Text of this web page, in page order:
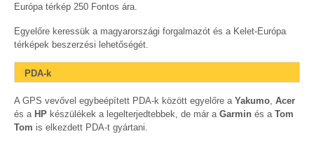
Európa térkép 250 Fontos ára.
Egyelőre keressük a magyarországi forgalmazót és a Kelet-Európa
térképek beszerzési lehetőségét.
PDA-k
A GPS vevővel egybeépített PDA-k között egyelőre a Yakumo Acer
és a HP készülékek a legelterjedtebbek, de már a Garmin és a Tom
Tom is elkezdett PDA-t gyártani.